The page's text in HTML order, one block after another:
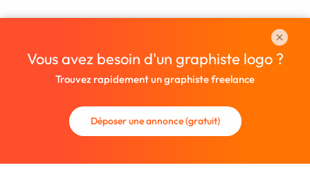
Vous avez besoin d'un graphiste logo ?
Trouvez rapidement un graphiste freelance
Déposer une annonce (gratuit)